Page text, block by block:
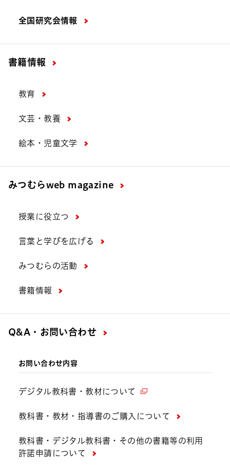
全国研究会情報
書籍情報
教育
文芸・教養
絵本・児童文学
みつむらweb magazine
授業に役立つ
言葉と学びを広げる
みつむらの活動
書籍情報
Q&A・お問い合わせ
お問い合わせ内容
デジタル教科書・教材について
教科書・教材・指導書のご購入について
教科書・デジタル教科書・その他の書籍等の利用
許諾申請について